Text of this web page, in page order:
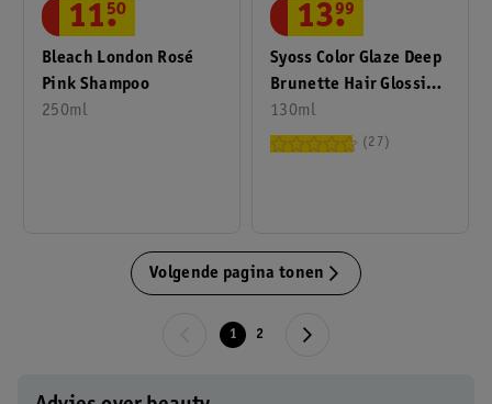
Bleach London Rosé
Pink Shampoo
250ml
11.
50
Syoss Color Glaze Deep
Brunette Hair Glossing
Toner
130ml
13.
99
27
Volgende pagina tonen
1 2